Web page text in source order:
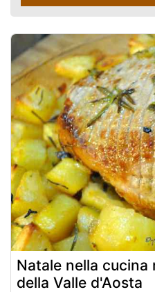
Natale nella
della Valle d'Aosta